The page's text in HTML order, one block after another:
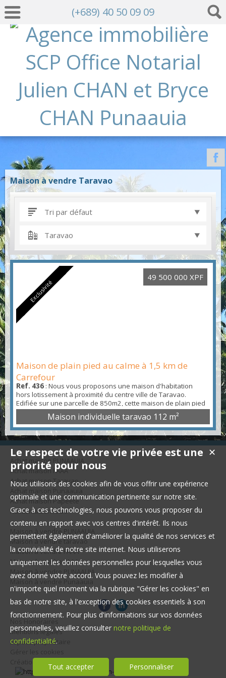
(+689) 40 50 09 09
Maison à vendre Taravao
Tri par défaut
Taravao
Exclusivité
Maison de plain pied au calme à 1,5 km de
Carrefour
Ref. 436 : Nous vous proposons une maison d'habitation
hors lotissement à proximité du centre ville de Taravao.
Edifiée sur une parcelle de 850m2, cette maison de plain pied
est composée d'une pièce à vivre (cuisine, salle à manger,
séjour, bureau) de près de 60m2, de 3 chambres, d'un
cellier/buanderie, d'un atelier et d'une piscine. Une propriété
clôturée avec des prestations soignées. Contacte...
Maison individuelle taravao 112 m²
49 500 000 XPF
Achat maison PUNAAUIA
Achat maison FAAA
Achat maison Taravao
Achat maison Papeete
Achat maison Arue
Maison à vendre PUNAAUIA
Maison à vendre taravao
Maison à vendre FAAA
Maison à vendre FAAA
Maison à vendre PUNAAUIA
Mentions légales
Espace propriétaire
Création site immobilier
✕
Le respect de votre vie privée est une
priorité pour nous
Nous utilisons des cookies afin de vous offrir une expérience
optimale et une communication pertinente sur notre site.
Grace à ces technologies, nous pouvons vous proposer du
contenu en rapport avec vos centres d'intérêt. Ils nous
permettent également d'améliorer la qualité de nos services et
la convivialité de notre site internet. Nous utiliserons
uniquement les données personnelles pour lesquelles vous
avez donné votre accord. Vous pouvez les modifier à
n'importe quel moment via la rubrique "Gérer les cookies" en
bas de notre site, à l'exception des cookies essentiels à son
fonctionnement. Pour plus d'informations sur vos données
personnelles, veuillez consulter notre politique de
confidentialité.
Tout accepter Personnaliser